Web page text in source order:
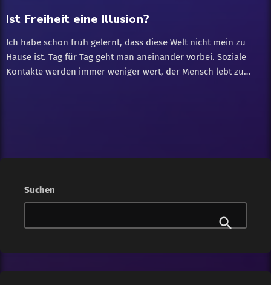
Antibiotika nicht. Antibiotika töten neben den gefährlichen
Bakterien im Körper auch die guten Bakterien im Darm.
Dadurch wird das Gleichgewicht zwischen den […]
Ist Freiheit eine Illusion?
Ich habe schon früh gelernt, dass diese Welt nicht mein zu
Hause ist. Tag für Tag geht man aneinander vorbei. Soziale
Kontakte werden immer weniger wert, der Mensch lebt zu
sind ein schauderhaftes Beispiel für die Entwicklung die wir in
haben sollen. Aber die Frage, die ich mir schon sehr lange
selber stelle ist: Ist der Mensch tatsächlich frei? Oder ist
Freiheit eine Illusion? Eine leicht zu beantwortende Frage, mag
der ein oder andere vielleicht denken. Immerhin können wir
Suchen